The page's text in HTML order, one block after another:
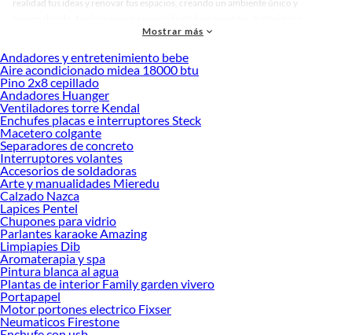
realidad tus ideas y renovar tus espacios, creando un ambiente único y
accesorios de calidad que te ayudarán a crear un espacio más tú.
Desde remodelaciones hasta proyectos de decoración, estamos aquí para hacer
tus ideas realidad. ¡Visítanos y encuentra todo lo que tenemos para ofrecerte en
Atornilladores Inalámbricos!
Explora la variedad de productos de Atornilladores Inalámbricos en
Sodimac
Herramientas, materiales y accesorios de calidad para tus proyectos y
renovación de espacios. ¡Visítanos y descubre todo lo que tenemos para
ofrecerte!
Encuentra una amplia variedad de productos de Atornilladores Inalámbricos en
Sodimac. Encuentra todo lo necesario para tus proyectos de renovación y
decoración. ¡Visítanos y haz tus ideas realidad!
Mostrar más
Andadores y entretenimiento bebe
Aire acondicionado midea 18000 btu
Pino 2x8 cepillado
Andadores Huanger
Ventiladores torre Kendal
Enchufes placas e interruptores Steck
Macetero colgante
Separadores de concreto
Interruptores volantes
Accesorios de soldadoras
Arte y manualidades Mieredu
Calzado Nazca
Lapices Pentel
Chupones para vidrio
Parlantes karaoke Amazing
Limpiapies Dib
Aromaterapia y spa
Pintura blanca al agua
Plantas de interior Family garden vivero
Portapapel
Motor portones electrico Fixser
Neumaticos Firestone